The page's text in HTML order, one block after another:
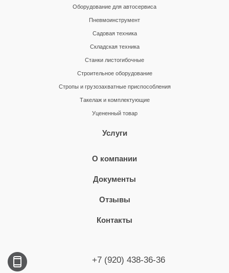
Оборудование для автосервиса
Пневмоинструмент
Садовая техника
Складская техника
Станки листогибочные
Строительное оборудование
Стропы и грузозахватные приспособления
Такелаж и комплектующие
Уцененный товар
Услуги
О компании
Документы
Отзывы
Контакты
+7 (920) 438-36-36